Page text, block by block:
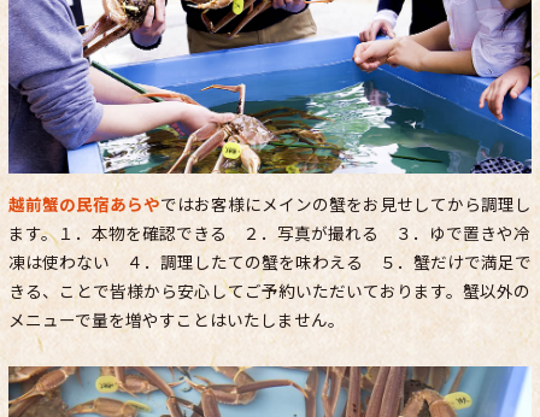
越前蟹の民宿あらやではお客様にメインの蟹をお見せしてから調理し
ます。１．本物を確認できる ２．写真が撮れる ３．ゆで置きや冷
凍は使わない ４．調理したての蟹を味わえる ５．蟹だけで満足で
きる、ことで皆様から安心してご予約いただいております。蟹以外の
メニューで量を増やすことはいたしません。